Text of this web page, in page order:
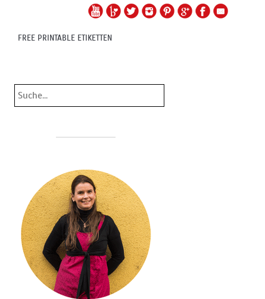
FREE PRINTABLE ETIKETTEN